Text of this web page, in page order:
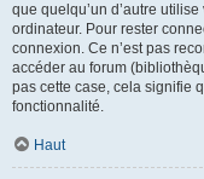
que quelqu’un d’autre
ordinateur. Pour rester
connexion. Ce n’est pas
accéder au forum
pas cette case, cela signifie
fonctionnalité.
Haut